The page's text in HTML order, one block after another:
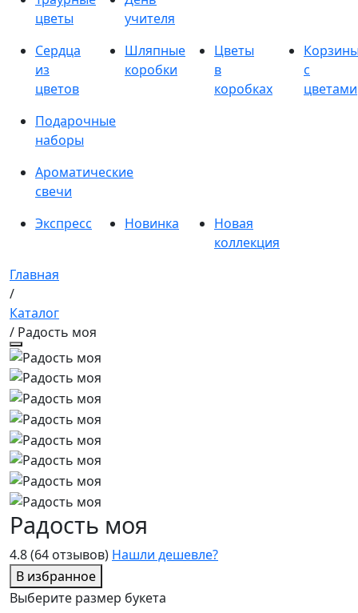
цветы
учителя
Сердца
из
цветов
Шляпные
коробки
Цветы
в
коробках
с
цветами
Подарочные
наборы
Ароматические
свечи
Экспресс
Новинка
Новая
коллекция
Главная
/
Каталог
/ Радость моя
4.8(64 отзывов) Нашли дешевле?
В избранное
Радость моя
Выберите размер букета